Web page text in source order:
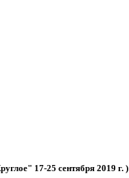
17-25 сентября 2019 г. )